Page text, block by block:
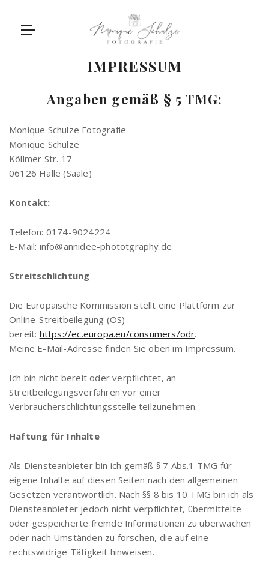
IMPRESSUM
Angaben gemäß § 5 TMG:
Monique Schulze Fotografie
Monique Schulze
Köllmer Str. 17
06126 Halle (Saale)
Kontakt:
Telefon: ‭0174-9024224‬
E-Mail: info@annidee-phototgraphy.de
Streitschlichtung
Die Europäische Kommission stellt eine Plattform zur
Online-Streitbeilegung (OS)
bereit: https://ec.europa.eu/consumers/odr.
Meine E-Mail-Adresse finden Sie oben im Impressum.
Ich bin nicht bereit oder verpflichtet, an
Streitbeilegungsverfahren vor einer
Verbraucherschlichtungsstelle teilzunehmen.
Haftung für Inhalte
Als Diensteanbieter bin ich gemäß § 7 Abs.1 TMG für
eigene Inhalte auf diesen Seiten nach den allgemeinen
Gesetzen verantwortlich. Nach §§ 8 bis 10 TMG bin ich als
Diensteanbieter jedoch nicht verpflichtet, übermittelte
oder gespeicherte fremde Informationen zu überwachen
oder nach Umständen zu forschen, die auf eine
rechtswidrige Tätigkeit hinweisen.